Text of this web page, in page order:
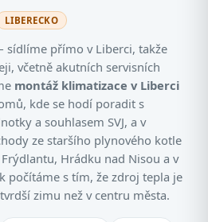
LIBERECKO
sídlíme přímo v Liberci, takže
včetně akutních servisních
montáž klimatizace v Liberci
kde se hodí poradit s
a souhlasem SVJ, a v
ze staršího plynového kotle
Hrádku nad Nisou a v
počítáme s tím, že zdroj tepla je
zimu než v centru města.